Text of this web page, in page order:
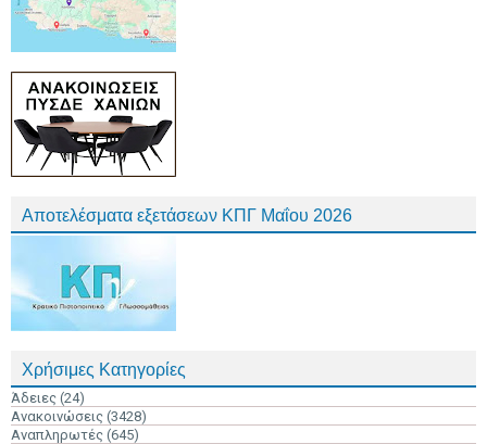
Αποτελέσματα εξετάσεων ΚΠΓ Μαΐου 2026
Χρήσιμες Κατηγορίες
Άδειες (24)
Ανακοινώσεις (3428)
Αναπληρωτές (645)